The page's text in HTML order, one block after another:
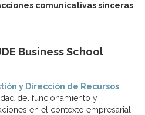
comunicativas sinceras
Business School
y Dirección de Recursos
del funcionamiento y
en el contexto empresarial